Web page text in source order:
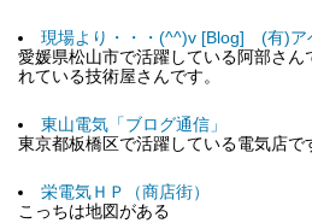
現場より・・・(^^)v [Blog] (有)ア
愛媛県松山市で活躍している阿部さ
れている技術屋さんです。
東山電気「ブログ通信」
東京都板橋区で活躍している電気店
栄電気ＨＰ（商店街）
こっちは地図がある